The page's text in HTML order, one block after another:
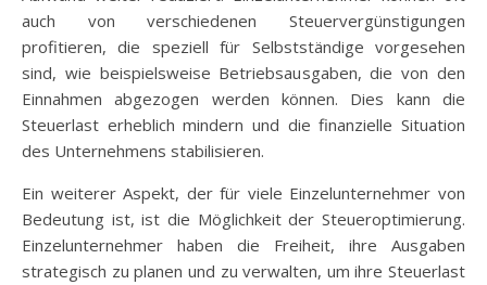
auch von verschiedenen Steuervergünstigungen
profitieren, die speziell für Selbstständige vorgesehen
sind, wie beispielsweise Betriebsausgaben, die von den
Einnahmen abgezogen werden können. Dies kann die
Steuerlast erheblich mindern und die finanzielle Situation
des Unternehmens stabilisieren.
Ein weiterer Aspekt, der für viele Einzelunternehmer von
Bedeutung ist, ist die Möglichkeit der Steueroptimierung.
Einzelunternehmer haben die Freiheit, ihre Ausgaben
strategisch zu planen und zu verwalten, um ihre Steuerlast